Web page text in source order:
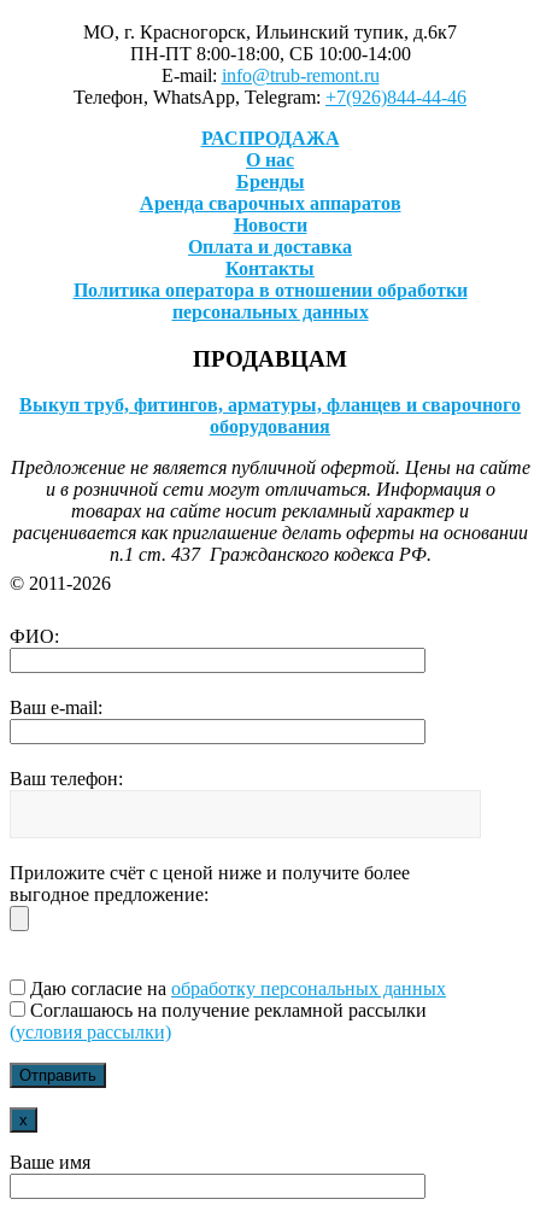
МО, г. Красногорск, Ильинский тупик, д.6к7
ПН-ПТ 8:00-18:00, СБ 10:00-14:00
E-mail: info@trub-remont.ru
Телефон, WhatsApp, Telegram: +7(926)844-44-46
РАСПРОДАЖА
О нас
Бренды
Аренда сварочных аппаратов
Новости
Оплата и доставка
Контакты
Политика оператора в отношении обработки
персональных данных
ПРОДАВЦАМ
Выкуп труб, фитингов, арматуры, фланцев и сварочного
оборудования
Предложение не является публичной офертой. Цены на сайте
и в розничной сети могут отличаться. Информация о
товарах на сайте носит рекламный характер и
расценивается как приглашение делать оферты на основании
п.1 ст. 437 Гражданского кодекса РФ.
© 2011-2026
ФИО:
Ваш e-mail:
Ваш телефон:
Приложите счёт с ценой ниже и получите более
выгодное предложение:
Даю согласие на обработку персональных данных
Соглашаюсь на получение рекламной рассылки
(условия рассылки)
x
Ваше имя